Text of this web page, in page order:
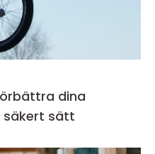
dina
säkert sätt